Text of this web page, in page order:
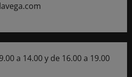
a 14.00 y de 16.00 a 19.00